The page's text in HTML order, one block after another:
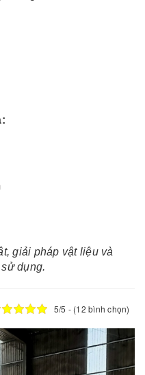
giải pháp vật liệu và
dụng.
5/5 - (12 bình chọn)